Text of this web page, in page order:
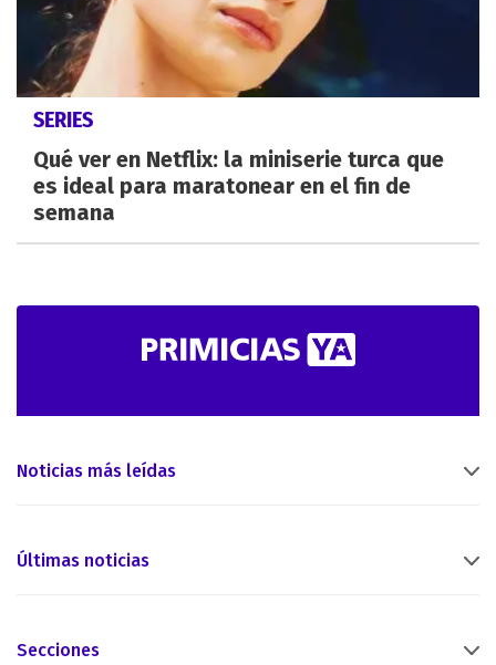
SERIES
Qué ver en Netflix: la miniserie turca que
es ideal para maratonear en el fin de
semana
Noticias más leídas
Últimas noticias
Secciones